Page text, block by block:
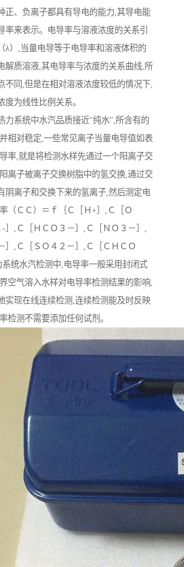
正、负离子都具有导电的能力,其导电能
率来表示。电导率与溶液浓度的关系引
λ）,当量电导等于电导率和溶液体积的
解质溶液,其电导率与浓度的关系曲线,所
不同,但是在相对溶液浓度较低的情况下,
度为线性比例关系。
力系统中水汽品质接近"纯水",所含有的
相对稳定,一些常见离子当量电导值如表
率,就是将检测水样先通过一个阳离子交
离子被离子交换树脂中的氢交换,通过交
阴离子和交换下来的氢离子,然后测定电
（ＣＣ）＝ｆ｛Ｃ［Ｈ+］,Ｃ［Ｏ
-］,Ｃ［ＨＣＯ３－］,Ｃ［ＮＯ３－］,
］,Ｃ［ＳＯ４２－］,Ｃ［ＣＨＣＯ
系统水汽检测中,电导率一般采用封闭式
空气溶入水样对电导率检测结果的影响,
实现在线连续检测,连续检测能及时反映
检测不需要添加任何试剂。